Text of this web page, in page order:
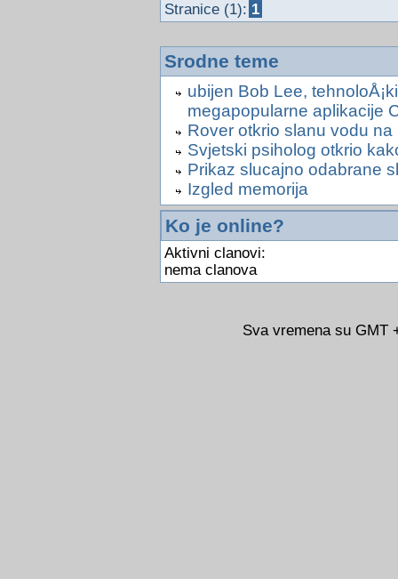
Stranice (1): 1
Srodne teme
ubijen Bob Lee,
megapopularne aplikacije
Rover otkrio slanu vodu na
Svjetski psiholog otkrio
Prikaz slucajno odabrane
Izgled memorija
Ko je online?
Aktivni clanovi:
nema clanova
Sva vremena su GMT